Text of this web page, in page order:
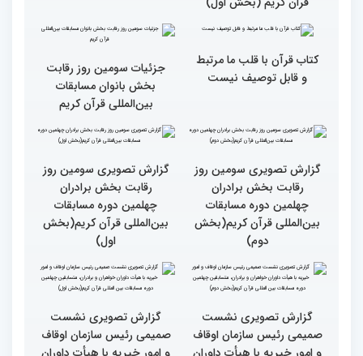
گزارش تصویری حضور
پررنگ کودکان و نوجوانان در
المللی قرآن کریم(بخش
اول)
اصحاب رسانه درچهلمین
دوره مسابقات بین المللی
قران کریم (بخش دوم)
گزارش تصویری حضور
اصحاب رسانه درچهلمین
دوره مسابقات بین المللی
قران کریم (بخش اول)
قاری نیجریایی: نوجوانان
جهان عمل به قرآن را
سرلوحه امور خود قرار دهند
و قابل توصیف نیست
جزئیات سومین روز رقابت
بخش بانوان مسابقات